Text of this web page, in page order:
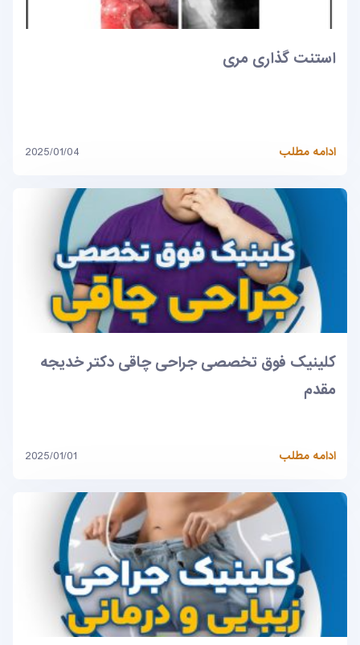
استنت گذاری مری
ادامه مطلب 2025/01/04
کلینیک فوق تخصصی جراحی چاقی دکتر خدیجه
مقدم
ادامه مطلب 2025/01/01